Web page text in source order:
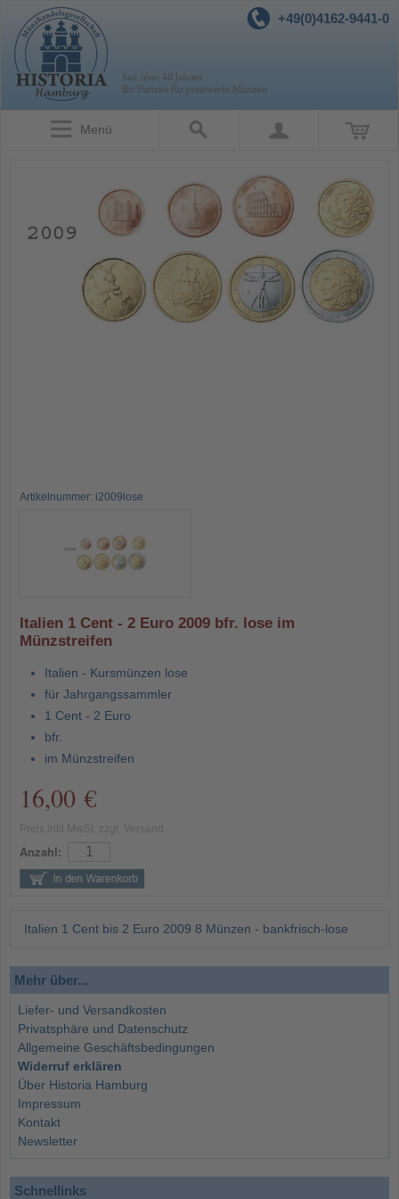
+49(0)4162-9441-0
Menü
Artikelnummer: i2009lose
Italien 1 Cent - 2 Euro 2009 bfr. lose im
Münzstreifen
Italien - Kursmünzen lose
für Jahrgangssammler
1 Cent - 2 Euro
bfr.
im Münzstreifen
16,00 €
Anzahl:
Italien 1 Cent bis 2 Euro 2009 8 Münzen - bankfrisch-lose
Mehr über...
Liefer- und Versandkosten
Privatsphäre und Datenschutz
Allgemeine Geschäftsbedingungen
Widerruf erklären
Über Historia Hamburg
Impressum
Kontakt
Newsletter
Schnellinks